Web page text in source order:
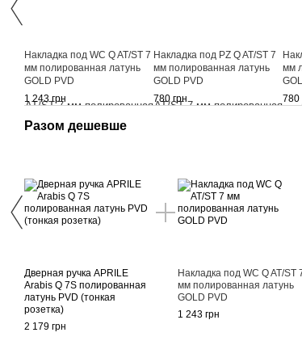
Накладка под WC Q AT/ST 7
мм полированная латунь
GOLD PVD
1 243 грн
Накладка под PZ Q AT/ST 7
мм полированная латунь
GOLD PVD
780 грн
мм
780
Разом дешевше
Дверная ручка APRILE
Arabis Q 7S полированная
латунь PVD (тонкая
розетка)
2 179 грн
Накладка под WC Q AT/ST
мм полированная латунь
GOLD PVD
1 243 грн